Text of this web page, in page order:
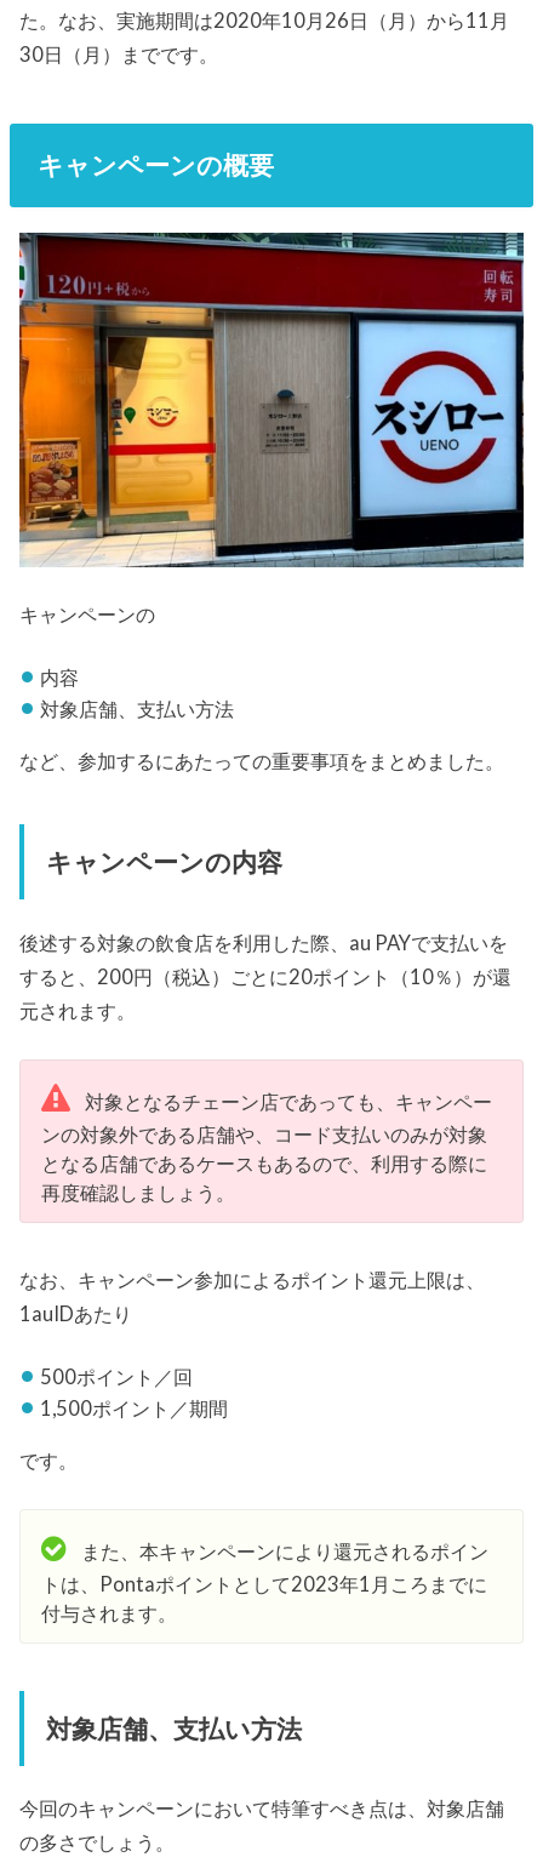
た。なお、実施期間は2020年10月26日（月）から11月
30日（月）までです。
キャンペーンの概要
キャンペーンの
内容
対象店舗、支払い方法
など、参加するにあたっての重要事項をまとめました。
キャンペーンの内容
後述する対象の飲食店を利用した際、au PAYで支払いを
すると、200円（税込）ごとに20ポイント（10％）が還
元されます。
対象となるチェーン店であっても、キャンペー
ンの対象外である店舗や、コード支払いのみが対象
となる店舗であるケースもあるので、利用する際に
再度確認しましょう。
なお、キャンペーン参加によるポイント還元上限は、
1auIDあたり
500ポイント／回
1,500ポイント／期間
です。
また、本キャンペーンにより還元されるポイン
トは、Pontaポイントとして2023年1月ころまでに
付与されます。
対象店舗、支払い方法
今回のキャンペーンにおいて特筆すべき点は、対象店舗
の多さでしょう。